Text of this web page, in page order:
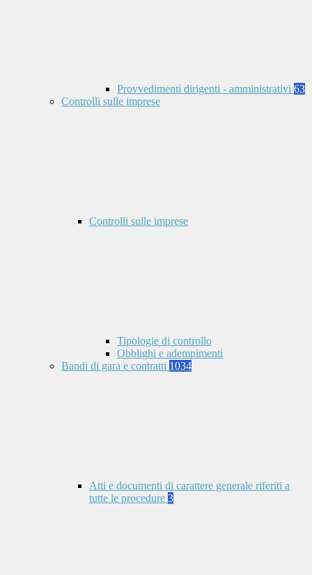
Provvedimenti dirigenti - amministrativi 63
Controlli sulle imprese
Controlli sulle imprese
Tipologie di controllo
Obblighi e adempimenti
Bandi di gara e contratti 1034
Atti e documenti di carattere generale riferiti a
tutte le procedure 3